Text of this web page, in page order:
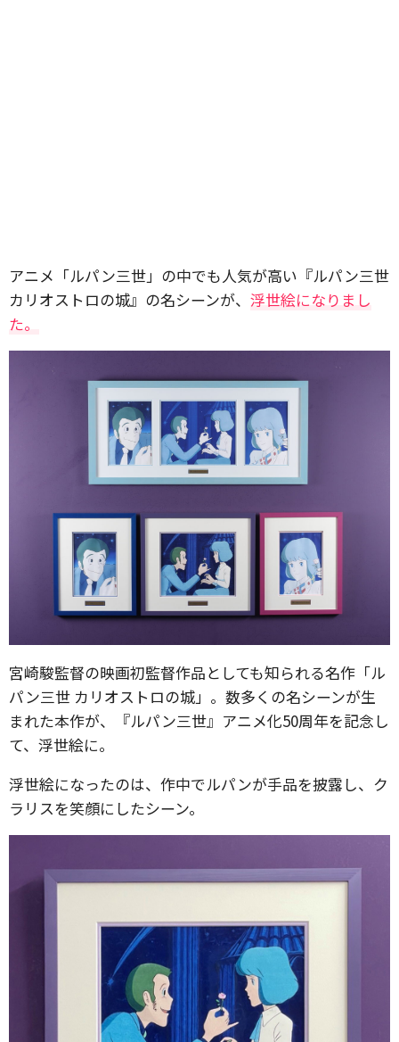
アニメ「ルパン三世」の中でも人気が高い『ルパン三世
カリオストロの城』の名シーンが、 浮世絵になりまし
た。
宮崎駿監督の映画初監督作品としても知られる名作「ル
パン三世 カリオストロの城」。数多くの名シーンが生
まれた本作が、『ルパン三世』アニメ化50周年を記念し
て、浮世絵に。
浮世絵になったのは、作中でルパンが手品を披露し、ク
ラリスを笑顔にしたシーン。